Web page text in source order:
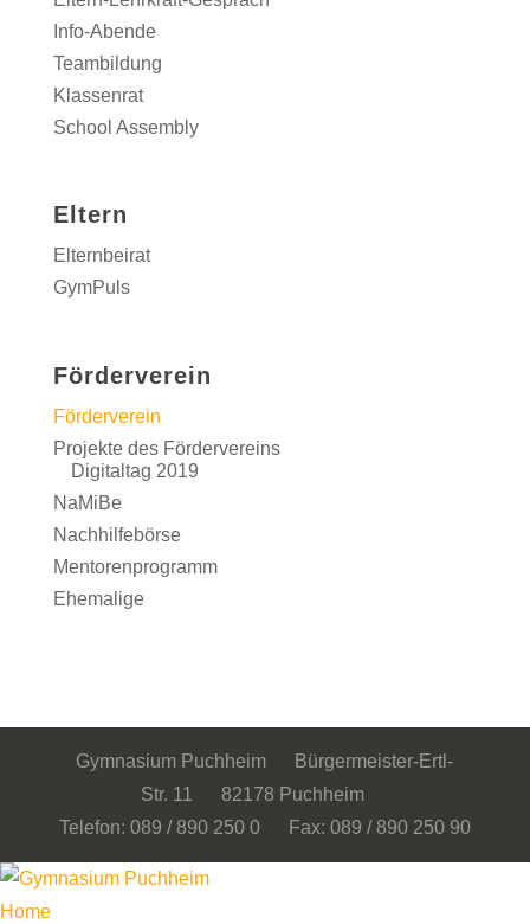
Info-Abende
Teambildung
Klassenrat
School Assembly
Eltern
Elternbeirat
GymPuls
Förderverein
Förderverein
Projekte des Fördervereins
Digitaltag 2019
NaMiBe
Nachhilfebörse
Mentorenprogramm
Ehemalige
Gymnasium Puchheim Bürgermeister-Ertl-
Str. 11 82178 Puchheim
Telefon: 089 / 890 250 0 Fax: 089 / 890 250 90
Home